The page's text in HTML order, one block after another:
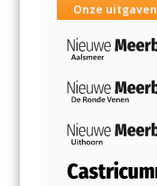
Onze uitgaven